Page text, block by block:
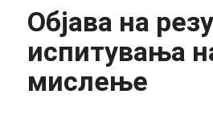
Објава на
испитувања
мислење